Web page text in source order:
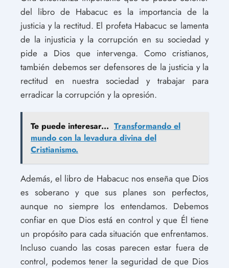
del libro de Habacuc es la importancia de la
justicia y la rectitud. El profeta Habacuc se lamenta
de la injusticia y la corrupción en su sociedad y
pide a Dios que intervenga. Como cristianos,
también debemos ser defensores de la justicia y la
rectitud en nuestra sociedad y trabajar para
erradicar la corrupción y la opresión.
Te puede interesar... Transformando el
mundo con la levadura divina del
Cristianismo.
Además, el libro de Habacuc nos enseña que Dios
es soberano y que sus planes son perfectos,
aunque no siempre los entendamos. Debemos
confiar en que Dios está en control y que Él tiene
un propósito para cada situación que enfrentamos.
Incluso cuando las cosas parecen estar fuera de
control, podemos tener la seguridad de que Dios